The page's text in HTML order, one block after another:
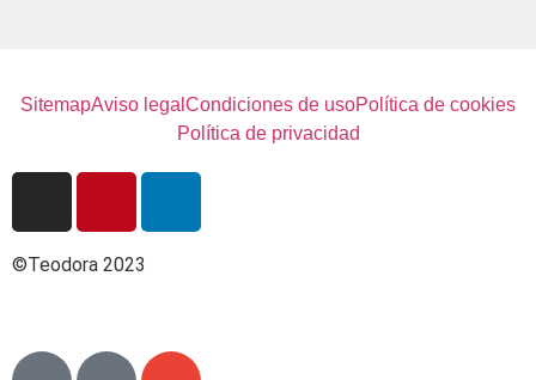
SitemapAviso legal Condiciones de usoPolítica de cookies
Política de privacidad
©Teodora 2023